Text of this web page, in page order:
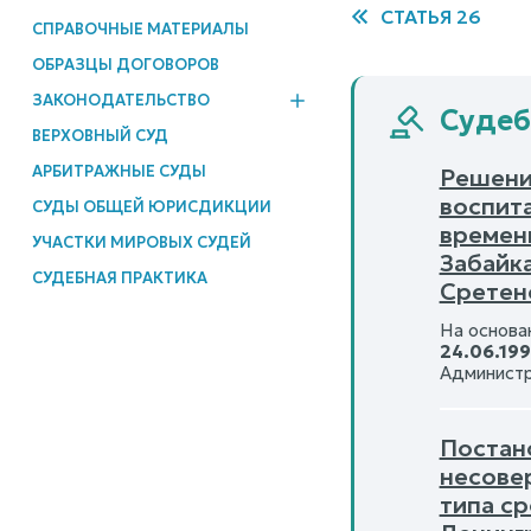
СПРАВОЧНЫЕ МАТЕРИАЛЫ
ОБРАЗЦЫ ДОГОВОРОВ
ЗАКОНОДАТЕЛЬСТВО
ВЕРХОВНЫЙ СУД
АРБИТРАЖНЫЕ СУДЫ
СУДЫ ОБЩЕЙ ЮРИСДИКЦИИ
УЧАСТКИ МИРОВЫХ СУДЕЙ
СУДЕБНАЯ ПРАКТИКА
СТАТЬЯ 26
На
типа